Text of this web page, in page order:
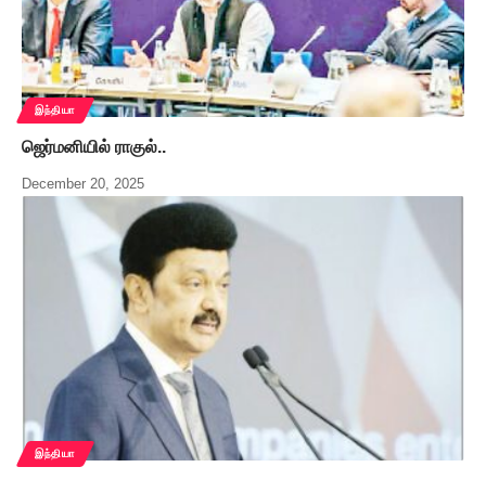
இந்தியா
ஜெர்மனியில் ராகுல்..
December 20, 2025
இந்தியா